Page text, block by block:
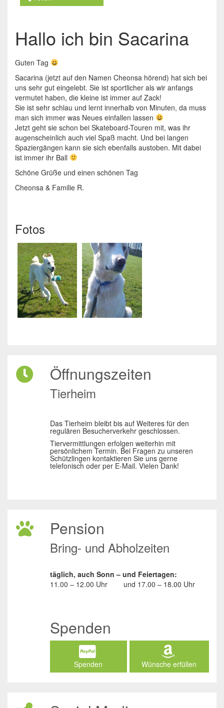
Hallo ich bin Sacarina
Guten Tag
Sacarina (jetzt auf den Namen Cheonsa hörend) hat sich bei
uns sehr gut eingelebt. Sie ist sportlicher als wir anfangs
vermutet haben, die kleine ist immer auf Zack!
Sie ist sehr schlau und lernt innerhalb von Minuten, da muss
man sich immer was Neues einfallen lassen
Jetzt geht sie schon bei Skateboard-Touren mit, was ihr
augenscheinlich auch viel Spaß macht. Und bei langen
Spaziergängen kann sie sich ebenfalls austoben. Mit dabei
ist immer ihr Ball
Schöne Grüße und einen schönen Tag
Cheonsa & Familie R.
Fotos
Öffnungszeiten
Tierheim
Das Tierheim bleibt bis auf Weiteres für den
regulären Besucherverkehr geschlossen.
Tiervermittlungen erfolgen weiterhin mit
persönlichem Termin. Bei Fragen zu unseren
Schützlingen kontaktieren Sie uns gerne
telefonisch oder per E-Mail. Vielen Dank!
Pension
Bring- und Abholzeiten
täglich, auch Sonn – und Feiertagen:
11.00 – 12.00 Uhr
und 17.00 – 18.00 Uhr
Spenden
Spenden Wünsche erfüllen